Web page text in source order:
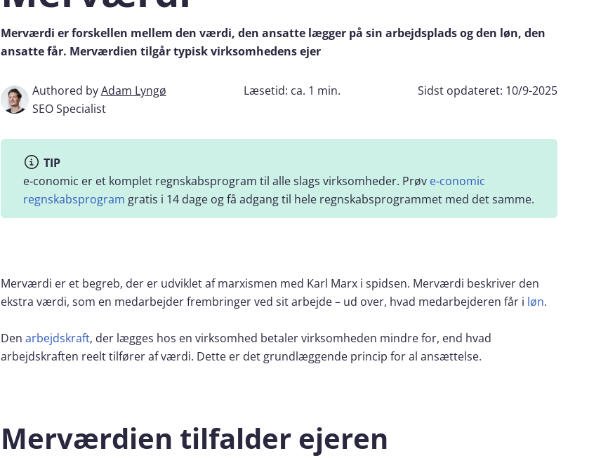
Merværdi er forskellen mellem den værdi, den ansatte lægger på sin arbejdsplads og den løn, den
ansatte får. Merværdien tilgår typisk virksomhedens ejer
Læsetid: ca. 1 min. Sidst opdateret: 10/9-2025
Authored byAdam Lyngø
SEO Specialist
TIP
e‑conomic er et komplet regnskabsprogram til alle slags virksomheder. Prøv e‑conomic
regnskabsprogram gratis i 14 dage og få adgang til hele regnskabsprogrammet med det samme.
Merværdi er et begreb, der er udviklet af marxismen med Karl Marx i spidsen. Merværdi beskriver den
ekstra værdi, som en medarbejder frembringer ved sit arbejde – ud over, hvad medarbejderen får i løn.
Den arbejdskraft, der lægges hos en virksomhed betaler virksomheden mindre for, end hvad
arbejdskraften reelt tilfører af værdi. Dette er det grundlæggende princip for al ansættelse.
Merværdien tilfalder ejeren